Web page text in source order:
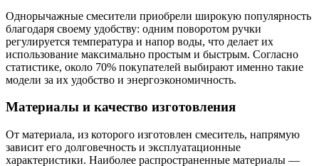
Однорычажные смесители приобрели широкую популярность
благодаря своему удобству: одним поворотом ручки
регулируется температура и напор воды, что делает их
использование максимально простым и быстрым. Согласно
статистике, около 70% покупателей выбирают именно такие
модели за их удобство и энергоэкономичность.
Материалы и качество изготовления
От материала, из которого изготовлен смеситель, напрямую
зависит его долговечность и эксплуатационные
характеристики. Наиболее распространенные материалы —